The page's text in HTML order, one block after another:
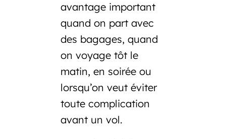
avantage important
quand on part avec
des bagages, quand
on voyage tôt le
matin, en soirée ou
lorsqu’on veut éviter
toute complication
avant un vol.